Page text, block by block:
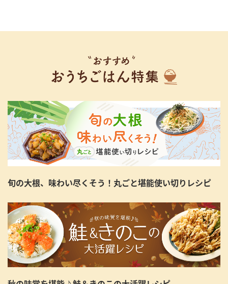
旬の大根、味わい尽くそう！丸ごと堪能使い切りレシピ